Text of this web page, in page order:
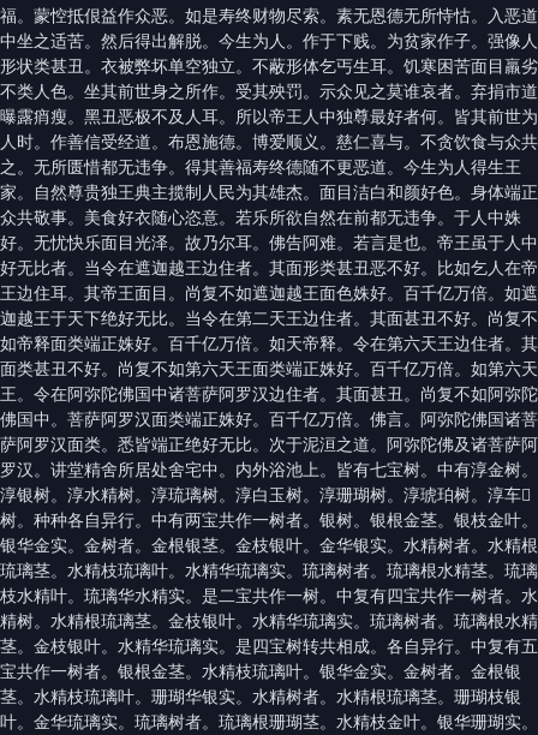
福。蒙悾抵佷益作众恶。如是寿终财物尽索。素无恩德无所恃怙。入恶道
中坐之适苦。然后得出解脱。今生为人。作于下贱。为贫家作子。强像人
形状类甚丑。衣被弊坏单空独立。不蔽形体乞丐生耳。饥寒困苦面目羸劣
不类人色。坐其前世身之所作。受其殃罚。示众见之莫谁哀者。弃捐市道
曝露痟瘦。黑丑恶极不及人耳。所以帝王人中独尊最好者何。皆其前世为
人时。作善信受经道。布恩施德。博爱顺义。慈仁喜与。不贪饮食与众共
之。无所匮惜都无违争。得其善福寿终德随不更恶道。今生为人得生王
家。自然尊贵独王典主揽制人民为其雄杰。面目洁白和颜好色。身体端正
众共敬事。美食好衣随心恣意。若乐所欲自然在前都无违争。于人中姝
好。无忧快乐面目光泽。故乃尔耳。佛告阿难。若言是也。帝王虽于人中
好无比者。当令在遮迦越王边住者。其面形类甚丑恶不好。比如乞人在帝
王边住耳。其帝王面目。尚复不如遮迦越王面色姝好。百千亿万倍。如遮
迦越王于天下绝好无比。当令在第二天王边住者。其面甚丑不好。尚复不
如帝释面类端正姝好。百千亿万倍。如天帝释。令在第六天王边住者。其
面类甚丑不好。尚复不如第六天王面类端正姝好。百千亿万倍。如第六天
王。令在阿弥陀佛国中诸菩萨阿罗汉边住者。其面甚丑。尚复不如阿弥陀
佛国中。菩萨阿罗汉面类端正姝好。百千亿万倍。佛言。阿弥陀佛国诸菩
萨阿罗汉面类。悉皆端正绝好无比。次于泥洹之道。阿弥陀佛及诸菩萨阿
罗汉。讲堂精舍所居处舍宅中。内外浴池上。皆有七宝树。中有淳金树。
淳银树。淳水精树。淳琉璃树。淳白玉树。淳珊瑚树。淳琥珀树。淳车𤦲
树。种种各自异行。中有两宝共作一树者。银树。银根金茎。银枝金叶。
银华金实。金树者。金根银茎。金枝银叶。金华银实。水精树者。水精根
琉璃茎。水精枝琉璃叶。水精华琉璃实。琉璃树者。琉璃根水精茎。琉璃
枝水精叶。琉璃华水精实。是二宝共作一树。中复有四宝共作一树者。水
精树。水精根琉璃茎。金枝银叶。水精华琉璃实。琉璃树者。琉璃根水精
茎。金枝银叶。水精华琉璃实。是四宝树转共相成。各自异行。中复有五
宝共作一树者。银根金茎。水精枝琉璃叶。银华金实。金树者。金根银
茎。水精枝琉璃叶。珊瑚华银实。水精树者。水精根琉璃茎。珊瑚枝银
叶。金华琉璃实。琉璃树者。琉璃根珊瑚茎。水精枝金叶。银华珊瑚实。